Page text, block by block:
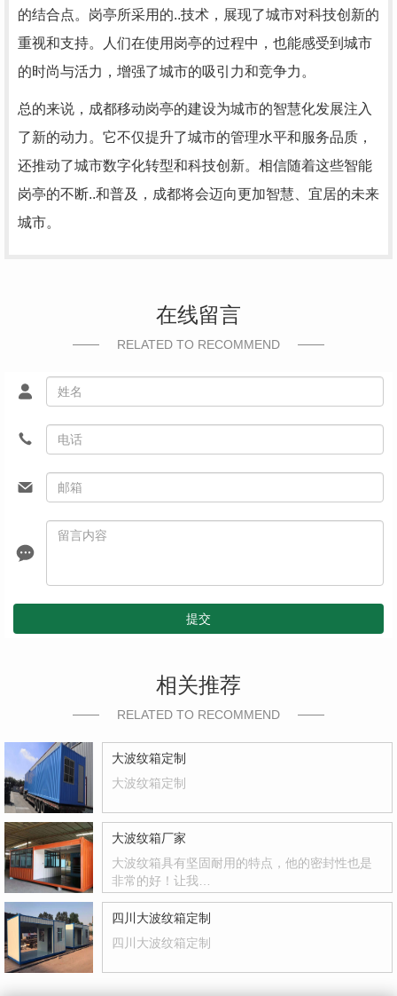
的结合点。岗亭所采用的..技术，展现了城市对科技创新的
重视和支持。人们在使用岗亭的过程中，也能感受到城市
的时尚与活力，增强了城市的吸引力和竞争力。
总的来说，成都移动岗亭的建设为城市的智慧化发展注入
了新的动力。它不仅提升了城市的管理水平和服务品质，
还推动了城市数字化转型和科技创新。相信随着这些智能
岗亭的不断..和普及，成都将会迈向更加智慧、宜居的未来
城市。
在线留言
RELATED TO RECOMMEND
提交
相关推荐
RELATED TO RECOMMEND
大波纹箱定制
大波纹箱定制
大波纹箱厂家
大波纹箱具有坚固耐用的特点，他的密封性也是
非常的好！让我…
四川大波纹箱定制
四川大波纹箱定制